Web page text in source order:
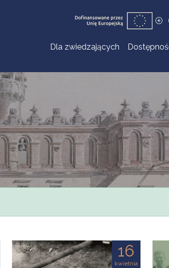
Dla zwiedzających
16
kwietnia